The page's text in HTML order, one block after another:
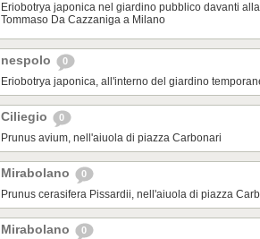
Eriobotrya japonica nel giardino pubblico davanti
Tommaso Da Cazzaniga a Milano
nespolo 0
Eriobotrya japonica, all'interno del giardino
Ciliegio 0
Prunus avium, nell'aiuola di piazza Carbonari
Mirabolano 0
Prunus cerasifera Pissardii, nell'aiuola di piazza
Mirabolano 0